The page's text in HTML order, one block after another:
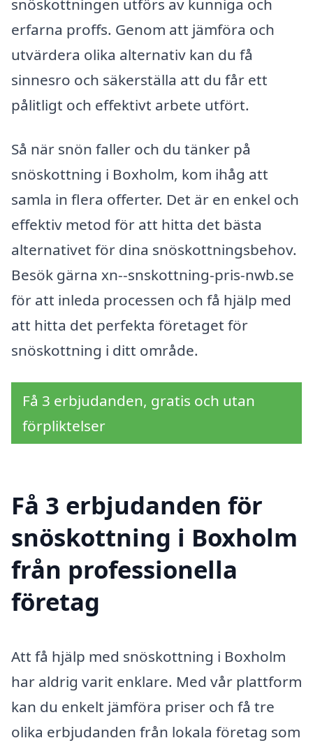
snöskottningen utförs av kunniga och
erfarna proffs. Genom att jämföra och
utvärdera olika alternativ kan du få
sinnesro och säkerställa att du får ett
pålitligt och effektivt arbete utfört.
Så när snön faller och du tänker på
snöskottning i Boxholm, kom ihåg att
samla in flera offerter. Det är en enkel och
effektiv metod för att hitta det bästa
alternativet för dina snöskottningsbehov.
Besök gärna xn--snskottning-pris-nwb.se
för att inleda processen och få hjälp med
att hitta det perfekta företaget för
snöskottning i ditt område.
Få 3 erbjudanden, gratis och utan
förpliktelser
Få 3 erbjudanden för
snöskottning i Boxholm
från professionella
företag
Att få hjälp med snöskottning i Boxholm
har aldrig varit enklare. Med vår plattform
kan du enkelt jämföra priser och få tre
olika erbjudanden från lokala företag som